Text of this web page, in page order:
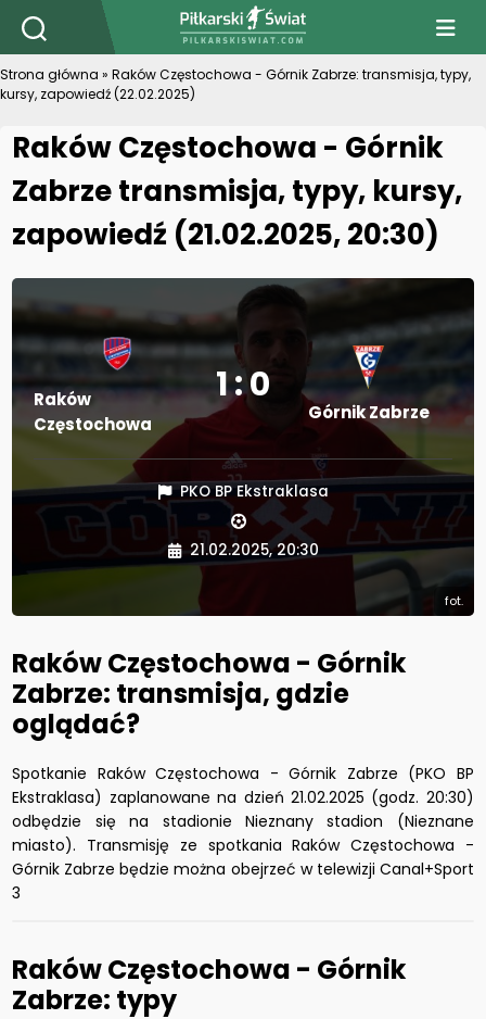
PiłkarskiSwiat.com
Strona główna » Raków Częstochowa - Górnik Zabrze: transmisja, typy,
kursy, zapowiedź (22.02.2025)
Raków Częstochowa - Górnik
Zabrze transmisja, typy, kursy,
zapowiedź (21.02.2025, 20:30)
Raków
Częstochowa
1 : 0
Górnik Zabrze
PKO BP Ekstraklasa
21.02.2025, 20:30
fot.
Raków Częstochowa - Górnik
Zabrze: transmisja, gdzie
oglądać?
Spotkanie Raków Częstochowa - Górnik Zabrze (PKO BP
Ekstraklasa) zaplanowane na dzień 21.02.2025 (godz. 20:30)
odbędzie się na stadionie Nieznany stadion (Nieznane
miasto). Transmisję ze spotkania Raków Częstochowa -
Górnik Zabrze będzie można obejrzeć w telewizji Canal+Sport
3
Raków Częstochowa - Górnik
Zabrze: typy